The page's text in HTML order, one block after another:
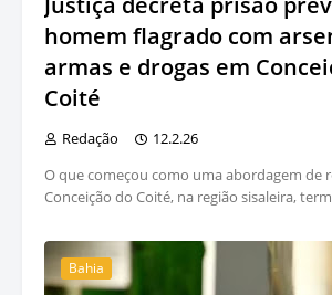
homem flagrado com
armas e drogas em
Coité
Redação
12.2.26
O que começou como uma abordagem de
Conceição do Coité, na região sisaleira,
Bahia